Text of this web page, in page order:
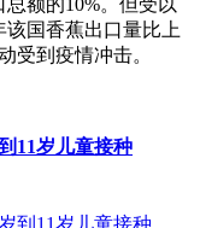
额的10%。但受以
该国香蕉出口量比上
受到疫情冲击。
11岁儿童接种